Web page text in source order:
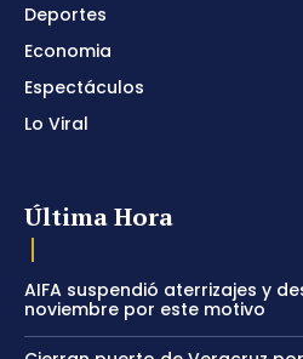
Deportes
Economia
Espectáculos
Lo Viral
Última Hora
AIFA suspendió aterrizajes y
noviembre por este motivo